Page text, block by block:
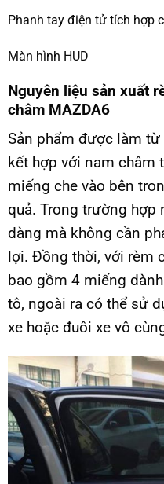
Phanh tay điện tử tích hợp
Màn hình HUD
Nguyên liệu sản xuất
châm MAZDA6
Sản phẩm được làm
kết hợp với nam châm
miếng che vào bên
quả. Trong trường hợp
dàng mà không cần
lợi. Đồng thời, với rèm
bao gồm 4 miếng
tô, ngoài ra có thể sử
xe hoặc đuôi xe vô